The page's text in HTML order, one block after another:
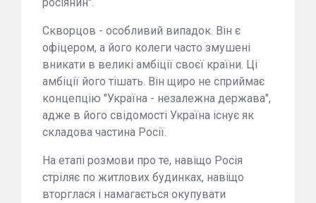
Скворцов - особливий випадок. Він є
офіцером, а його колеги часто змушені
вникати в великі амбіції своєї країни. Ці
амбіції його тішать. Він щиро не сприймає
концепцію "Україна - незалежна держава",
адже в його свідомості Україна існує як
складова частина Росії.
На етапі розмови про те, навіщо Росія
стріляє по житлових будинках, навіщо
вторглася і намагається окупувати